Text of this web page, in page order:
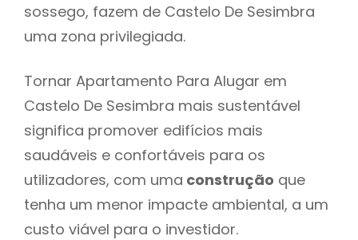
sossego, fazem de Castelo De Sesimbra
uma zona privilegiada.
Tornar Apartamento Para Alugar em
Castelo De Sesimbra mais sustentável
significa promover edifícios mais
saudáveis e confortáveis para os
utilizadores, com uma construção que
tenha um menor impacte ambiental, a um
custo viável para o investidor.